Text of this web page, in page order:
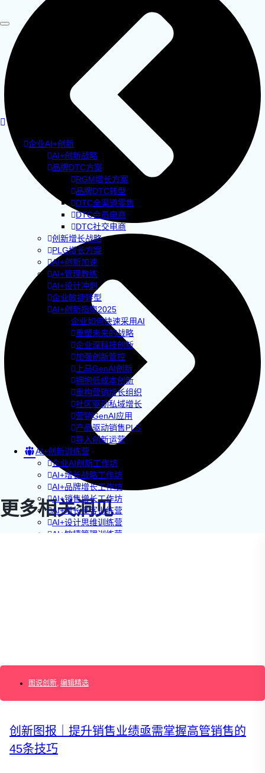
企业AI+创新
AI+创新战略
品牌DTC方案
RGM增长方案
品牌DTC转型
DTC全渠道零售
DTC会员电商
DTC社交电商
创新增长战略
PLG增长方案
AI+创新加速
AI+管理教练
AI+设计冲刺
企业敏捷转型
AI+创新指南2025
企业如何快速采用AI
重塑未来的战略
企业深科技创新
加强创新管控
上马GenAI创新
拥抱低成本创新
重构营销增长组织
社区驱动私域增长
营销GenAI应用
产品驱动销售PLS
导入创新运营
AI+创新训练营
企业AI创新工作坊
AI+增长战略工作坊
AI+品牌增长工作坊
AI+销售增长工作坊
AI+增长黑客训练营
AI+设计思维训练营
AI+敏捷管理训练营
新健康与医疗
加速企业创新
创新业务增长
转型敏捷组织
精益产品创新
培养创新能力
更多相关洞见
图说创新, 编辑精选
创新图报｜提升销售业绩亟需掌握高管销售的
45条技巧